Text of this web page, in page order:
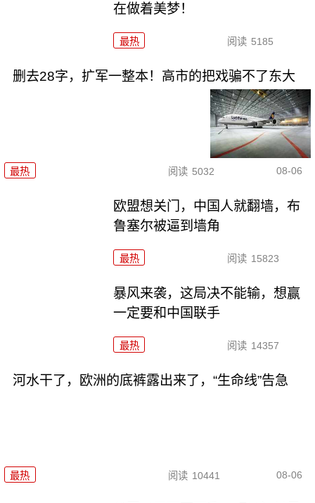
在做着美梦！
最热 阅读 5185
删去28字，扩军一整本！高市的把戏骗不了东大
最热 阅读 5032 08-06
欧盟想关门，中国人就翻墙，布
鲁塞尔被逼到墙角
最热 阅读 15823
暴风来袭，这局决不能输，想赢
一定要和中国联手
最热 阅读 14357
河水干了，欧洲的底裤露出来了，“生命线”告急
最热 阅读 10441 08-06